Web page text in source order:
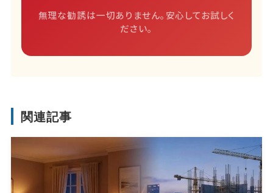
無理な勧誘は一切ありません。安心してお試しく
ださい。
関連記事